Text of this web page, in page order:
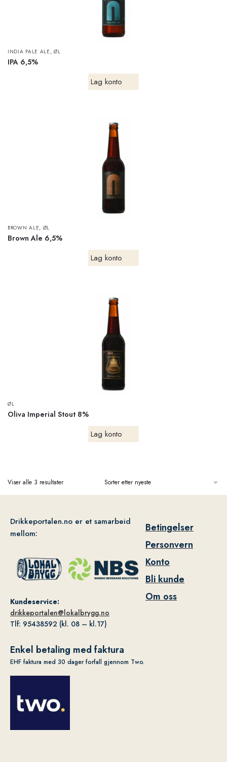
INDIA PALE ALE ,ØL
IPA 6,5%
Lag konto
BROWN ALE, ØL
Brown Ale 6,5%
Lag konto
ØL
Oliva Imperial Stout 8%
Lag konto
Viser alle 3 resultater
Drikkeportalen.no er et samarbeid
mellom:
Kundeservice:
drikkeportalen@lokalbrygg.no
Tlf: 95438592 (kl. 08 – kl.17)
Betingelser
Personvern
Konto
Bli kunde
Om oss
Enkel betaling med faktura
EHF faktura med 30 dager forfall gjennom Two.